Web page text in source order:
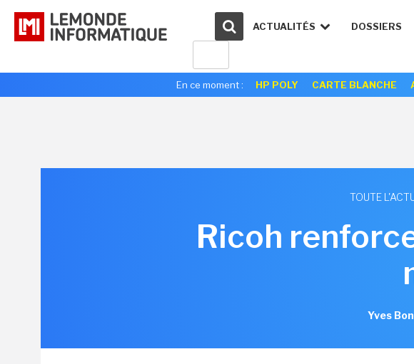
ACTUALITÉS DOSSIERS
En ce moment : HP POLY CARTE BLANCHE
TOUTE
Ricoh
Yves